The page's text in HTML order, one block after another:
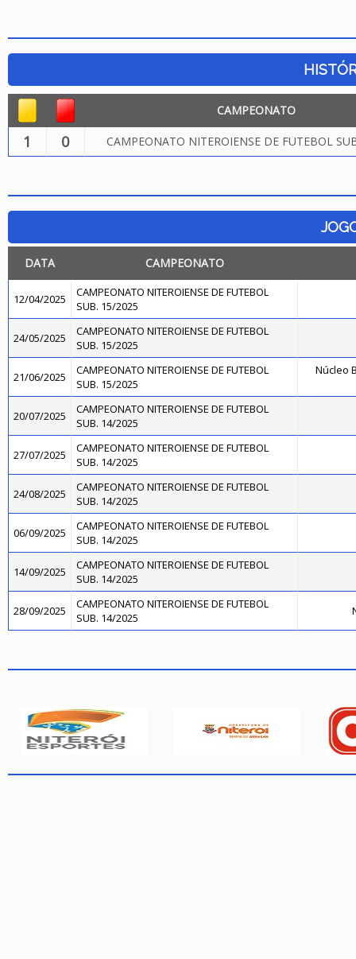
CAMPEONATO
1 0 CAMPEONATO NITEROIENSE DE FUTEBOL
DATA CAMPEONATO
12/04/2025
CAMPEONATO NITEROIENSE DE FUTEBOL
SUB. 15/2025
24/05/2025
CAMPEONATO NITEROIENSE DE FUTEBOL
SUB. 15/2025
21/06/2025
CAMPEONATO NITEROIENSE DE FUTEBOL
SUB. 15/2025
Núcleo
20/07/2025
CAMPEONATO NITEROIENSE DE FUTEBOL
SUB. 14/2025
27/07/2025
CAMPEONATO NITEROIENSE DE FUTEBOL
SUB. 14/2025
24/08/2025
CAMPEONATO NITEROIENSE DE FUTEBOL
SUB. 14/2025
06/09/2025
CAMPEONATO NITEROIENSE DE FUTEBOL
SUB. 14/2025
14/09/2025
CAMPEONATO NITEROIENSE DE FUTEBOL
SUB. 14/2025
28/09/2025
CAMPEONATO NITEROIENSE DE FUTEBOL
SUB. 14/2025